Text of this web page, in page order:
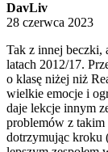
DavLiv
28 czerwca 2023
Tak z innej beczki,
latach 2012/17.
o klasę niżej niż
wielkie emocje i
daje lekcje innym
problemów z
dotrzymując kroku